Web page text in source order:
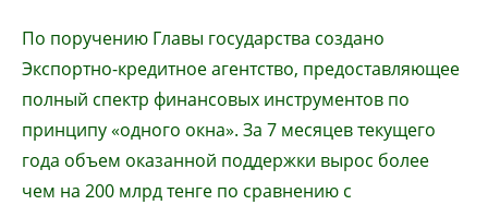
По поручению Главы государства создано
Экспортно-кредитное агентство, предоставляющее
полный спектр финансовых инструментов по
принципу «одного окна». За 7 месяцев текущего
года объем оказанной поддержки вырос более
чем на 200 млрд тенге по сравнению с